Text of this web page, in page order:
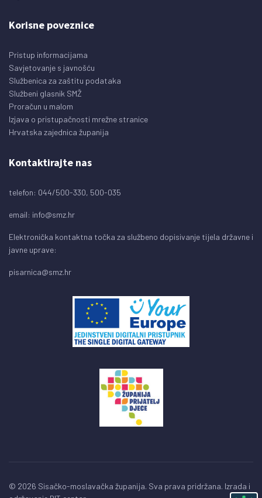
Korisne poveznice
Pristup informacijama
Savjetovanje s javnošću
Službenica za zaštitu podataka
Službeni glasnik SMŽ
Proračun u malom
Izjava o pristupačnosti mrežne stranice
Hrvatska zajednica županija
Kontaktirajte nas
telefon: 044/500-330, 500-035
email: info@smz.hr
Elektronička kontaktna točka za službeno dopisivanje tijela državne i
javne uprave:
pisarnica@smz.hr
© 2026 Sisačko-moslavačka županija. Sva prava pridržana. Izrada i